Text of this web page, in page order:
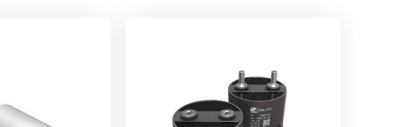
强调宸瑞科技的薄膜电容器在提升系统效率方面的作用，如降低能量损
耗、提高电能转换效率等。同时，也突出产品的环保特性。